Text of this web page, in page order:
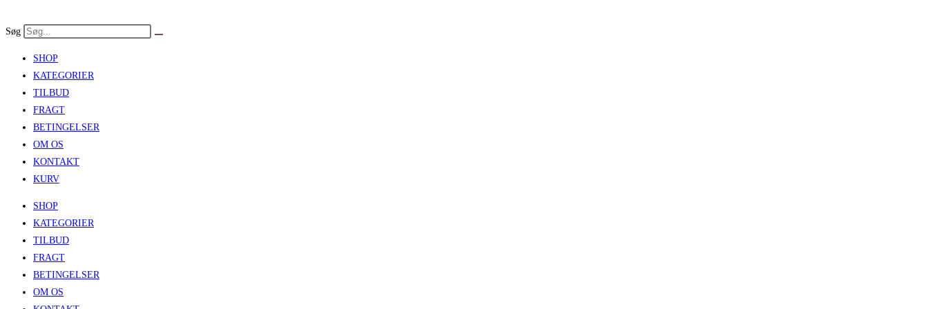
to
Søg
SHOP
KATEGORIER
TILBUD
FRAGT
BETINGELSER
OM OS
KONTAKT
KURV
SHOP
KATEGORIER
TILBUD
FRAGT
BETINGELSER
OM OS